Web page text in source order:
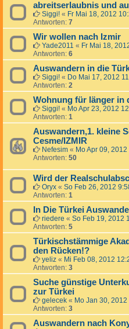
abreitserlaubnis und
Siggi! « Fr Mai 18, 2012
Antworten: 7
Wir wollen nach Izmir
Yade2011 « Fr Mai 18,
Antworten: 6
Auswandern in die
Siggi! « Do Mai 17, 2012
Antworten: 2
Wohnung für länger in
Siggi! « Mo Apr 23, 2012
Antworten: 1
Auswandern,1. kleine
Cesme/IZMIR
Nefesim « Mo Apr 09,
Antworten: 50
Wird der
Oryx « So Feb 26, 2012
Antworten: 1
In Die Türkei
riedere « So Feb 19, 2012
Antworten: 5
Türkischstämmige
den Rücken!?
yeliz « Mi Feb 08, 2012
Antworten: 3
Suche günstige
zur Türkei
gelecek « Mo Jan 30,
Antworten: 3
Auswandern nach